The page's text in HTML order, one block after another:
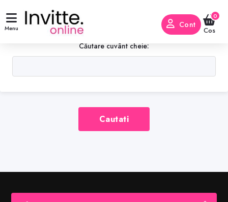
Menu Cont
Cos
0
Căutare cuvânt cheie:
Cautati